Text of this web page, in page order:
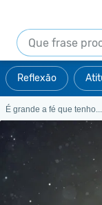
Reflexão
É grande a fé que tenho...